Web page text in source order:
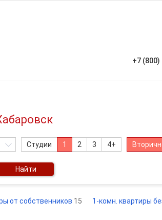
+7
Студии 1 2 3 4+
Найти
от собственников 15 1-комн. квартиры